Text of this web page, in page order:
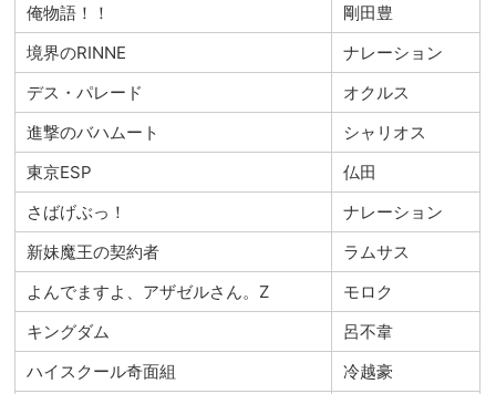
俺物語！！
剛田豊
境界のRINNE
ナレーション
デス・パレード
オクルス
進撃のバハムート
シャリオス
東京ESP
仏田
さばげぶっ！
ナレーション
新妹魔王の契約者
ラムサス
よんでますよ、アザゼルさん。Z
モロク
キングダム
呂不韋
ハイスクール奇面組
冷越豪